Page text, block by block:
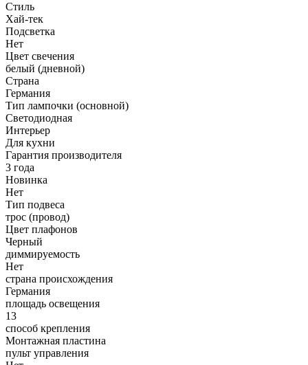
Стиль
Хай-тек
Подсветка
Нет
Цвет свечения
белый (дневной)
Страна
Германия
Тип лампочки (основной)
Светодиодная
Интерьер
Для кухни
Гарантия производителя
3 года
Новинка
Нет
Тип подвеса
трос (провод)
Цвет плафонов
Черный
диммируемость
Нет
страна происхождения
Германия
площадь освещения
13
способ крепления
Монтажная пластина
пульт управления